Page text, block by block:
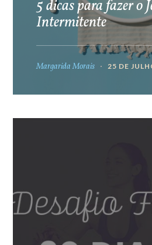
5 dicas para fazer o
Intermitente
Margarida Morais 25 DE